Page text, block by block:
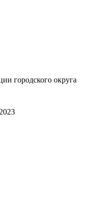
городского округа